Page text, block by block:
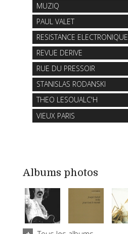
MUZIQ
PAUL VALET
RESISTANCE ELECTRONIQUE
REVUE DERIVE
RUE DU PRESSOIR
STANISLAS RODANSKI
THEO LESOUALC'H
VIEUX PARIS
Albums photos